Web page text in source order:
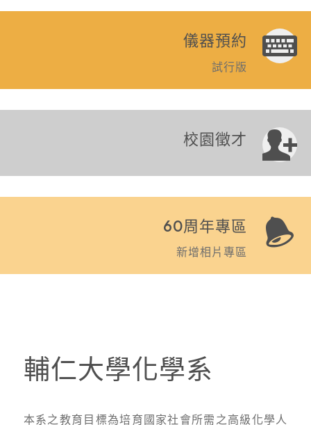
儀器預約
試行版
校園徵才
60周年專區
新增相片專區
輔仁大學化學系
本系之教育目標為培育國家社會所需之高級化學人